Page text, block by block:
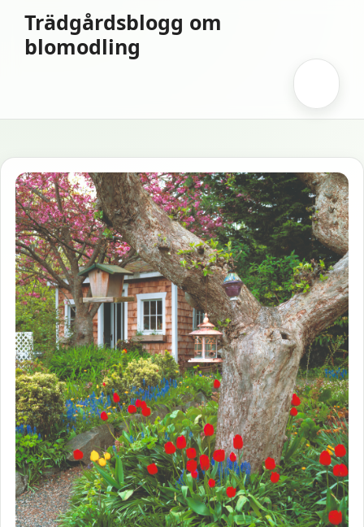
innehåll
Trädgårdsblogg om
blomodling